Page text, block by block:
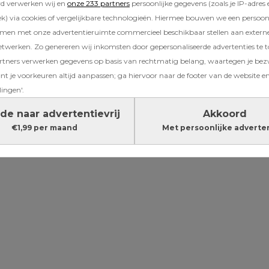
verwerken wij en onze 233 partners persoonlijke gegevens (zoals je IP-adres
via cookies of vergelijkbare technologieën. Hiermee bouwen we een
met onze advertentieruimte commercieel beschikbaar stellen aan
Zo genereren wij inkomsten door gepersonaliseerde advertenties te
verwerken gegevens op basis van rechtmatig belang, waartegen je
je voorkeuren altijd aanpassen; ga hiervoor naar de footer van de website
naar advertentievrij
€1,99 per maand
Akkoord
Met persoonlijke
de buurt, dan is de peuterspeelzaal een
fijn zijn om een paar uurtjes op een dag tijd
Lees verder onder de advertentie